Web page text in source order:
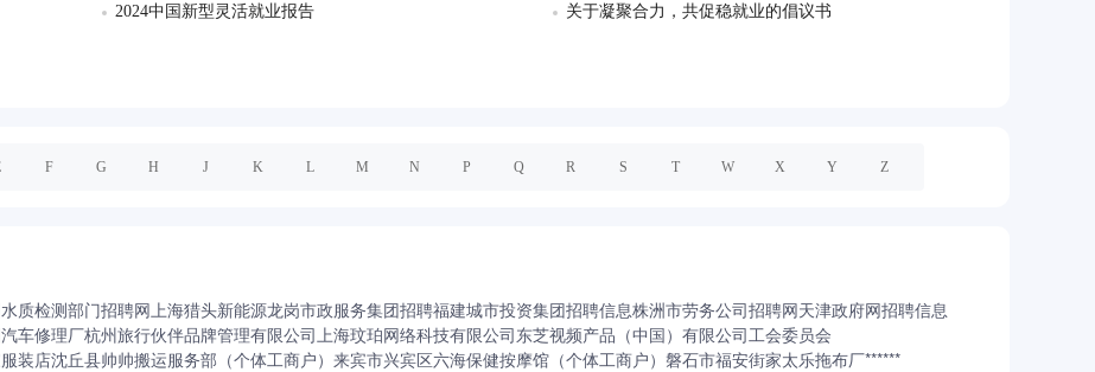
2024中国新型灵活就业报告
关于凝聚合力，共促稳就业的倡议书
F G H J K L M N P Q R S T W X Y Z
质检测部门招聘网上海猎头新能源龙岗市政服务集团招聘福建城市投资集团招聘信息株洲市劳务公司招聘网天津政府网招聘信息
车修理厂杭州旅行伙伴品牌管理有限公司上海玟珀网络科技有限公司东芝视频产品（中国）有限公司工会委员会
装店沈丘县帅帅搬运服务部（个体工商户） 来宾市兴宾区六海保健按摩馆（个体工商户） 磐石市福安街家太乐拖布厂******